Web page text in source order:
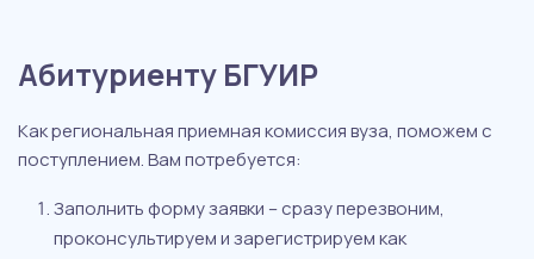
Абитуриенту БГУИР
Как региональная приемная комиссия вуза, поможем с
поступлением. Вам потребуется:
Заполнить форму заявки – сразу перезвоним,
проконсультируем и зарегистрируем как